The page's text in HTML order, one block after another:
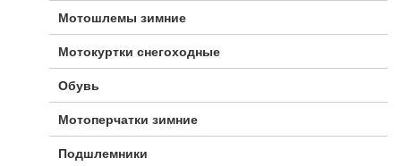
Мотошлемы зимние
Мотокуртки снегоходные
Обувь
Мотоперчатки зимние
Подшлемники